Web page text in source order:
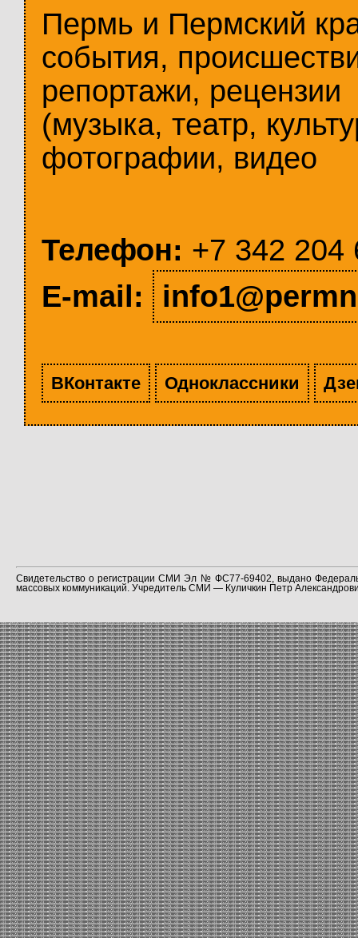
Пермь и Пермский
события,
репортажи, рецензии
(музыка, театр,
фотографии, видео
Телефон: +7 342 204
E-mail:
ВКонтакте Одноклассники
Свидетельство о регистрации СМИ Эл № ФС77-69402, выдано
массовых коммуникаций. Учредитель СМИ — Куличкин Петр